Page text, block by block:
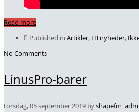
Read more
Published in Artikler, FB nyheder,
No Comments
LinusPro-barer
torsdag, 05 september 2019 by